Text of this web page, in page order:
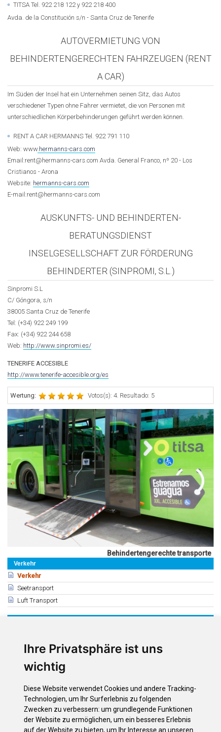
Ihre Privatsphäre ist uns
wichtig
Diese Website verwendet Cookies und andere Tracking-
Technologien, um Ihr Surferlebnis zu folgenden
Zwecken zu verbessern: um grundlegende Funktionen
der Website zu ermöglichen, um ein besseres Erlebnis
auf der Website zu bieten, um Ihr Interesse an unseren
Verkehr
Verkehr
Seetransport
Luft Transport
Straßenbahnlinie
Ausflüge Mit Dem Taxi
Allgemeine Informationen: Autoverleihen
Autovermietungen - Puerto de la Cruz
Autovermietungen: Zone Süden
TITSA Tel. 922 218 122 y 922 218 400
Avda. de la Constitución s/n - Santa Cruz de Tenerife
AUTOVERMIETUNG VON
BEHINDERTENGERECHTEN FAHRZEUGEN (RENT
A CAR)
Im Süden der Insel hat ein Unternehmen seinen Sitz, das Autos
verschiedener Typen ohne Fahrer vermietet, die von Personen mit
unterschiedlichen Körperbehinderungen geführt werden können.
RENT A CAR HERMANNS Tel. 922 791 110
Web: www.hermanns-cars.com
Email:rent@hermanns-cars.com Avda. General Franco, nº 20 - Los
Cristianos - Arona
Website: hermanns-cars.com
E-mail:rent@hermanns-cars.com
AUSKUNFTS- UND BEHINDERTEN-
BERATUNGSDIENST
INSELGESELLSCHAFT ZUR FÖRDERUNG
BEHINDERTER (SINPROMI, S.L.)
Sinpromi S.L
C/ Góngora, s/n
38005 Santa Cruz de Tenerife
Tel: (+34) 922 249 199
Fax: (+34) 922 244 658
Web: http://www.sinpromi.es/
TENERIFE ACCESIBLE
http://www.tenerife-accesible.org/es
Wertung: Votos(s): 4. Resultado: 5
Behindertengerechte transporte